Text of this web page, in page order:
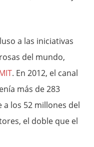
a las iniciativas
del mundo,
. En 2012, el canal
más de 283
los 52 millones del
el doble que el